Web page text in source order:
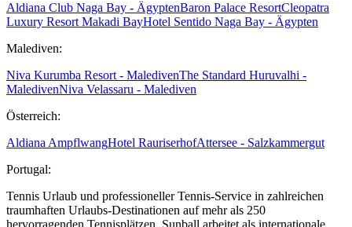
Aldiana Club Naga Bay - ÄgyptenBaron Palace ResortCleopatra
Luxury Resort Makadi BayHotel Sentido Naga Bay - Ägypten
Malediven:
Niva Kurumba Resort - MaledivenThe Standard Huruvalhi -
MaledivenNiva Velassaru - Malediven
Österreich:
Aldiana AmpflwangHotel RauriserhofAttersee - Salzkammergut
Portugal:
Tennis Urlaub und professioneller Tennis-Service in zahlreichen
traumhaften Urlaubs-Destinationen auf mehr als 250